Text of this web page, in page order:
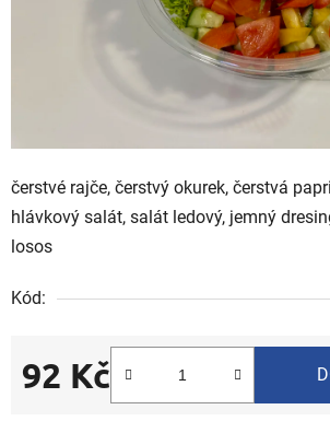
čerstvé rajče, čerstvý okurek, čerstvá
hlávkový salát, salát ledový, jemný
losos
Kód:
92 Kč
Měrná cena: